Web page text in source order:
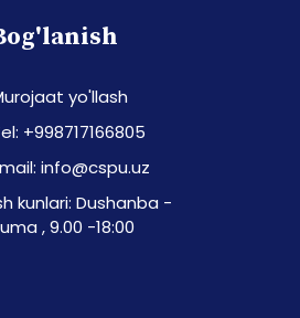
yo'llash
+998717166805
info@cspu.uz
kunlari: Dushanba -
, 9.00 -18:00